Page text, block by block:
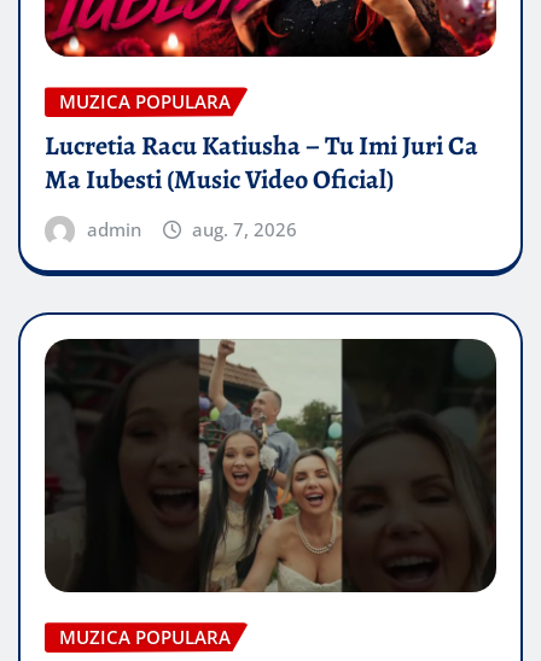
MUZICA POPULARA
Lucretia Racu Katiusha – Tu Imi Juri Ca
Ma Iubesti (Music Video Oficial)
admin aug. 7, 2026
MUZICA POPULARA